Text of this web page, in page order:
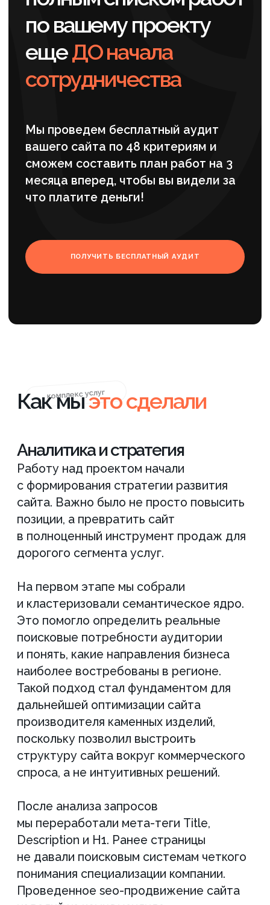
понимания специализации компании.
Проведенное seo-продвижение сайта
изделий из камня усилило
релевантность страниц и улучшило
ранжирование по коммерческим
Отдельное внимание уделялось
на информационном трафике, который
редко приводит к заявкам в дорогом
сегменте. Вместо этого стратегия была
направлена на продвижение изделий
из камня по запросам с высокой
вероятностью обращения.
Далее мы начали разработку новых
посадочных страниц под отдельные
кластеры запросов. Это было особенно
и индивидуальных проектов. Отдельные
Параллельно команда занималась
расширением структуры сайта. Были
информации о стоимости помогает
снизить недоверие и сокращает
количество нецелевых обращений.
Кроме того, обновленная структура
улучшила внутреннюю навигацию
и поддержала продвижение мраморных
изделий в разных категориях каталога.
Дополнительно мы частично
оптимизировали структуру каталога.
Категории стали более логичными как
для пользователей, так и для поисковых
систем. Это помогло распределить
поисковый спрос между направлениями
и усилить продвижение изделий
страниц.
В процессе работ мы учитывали, что
компания продвигает широкий спектр
изделий и материалов. Поэтому
структура и контент разрабатывались
масштабироваться дальше без потери
качества SEO. Такой подход позволил
подготовить основу под продвижение
изделий из содалита и других нишевых